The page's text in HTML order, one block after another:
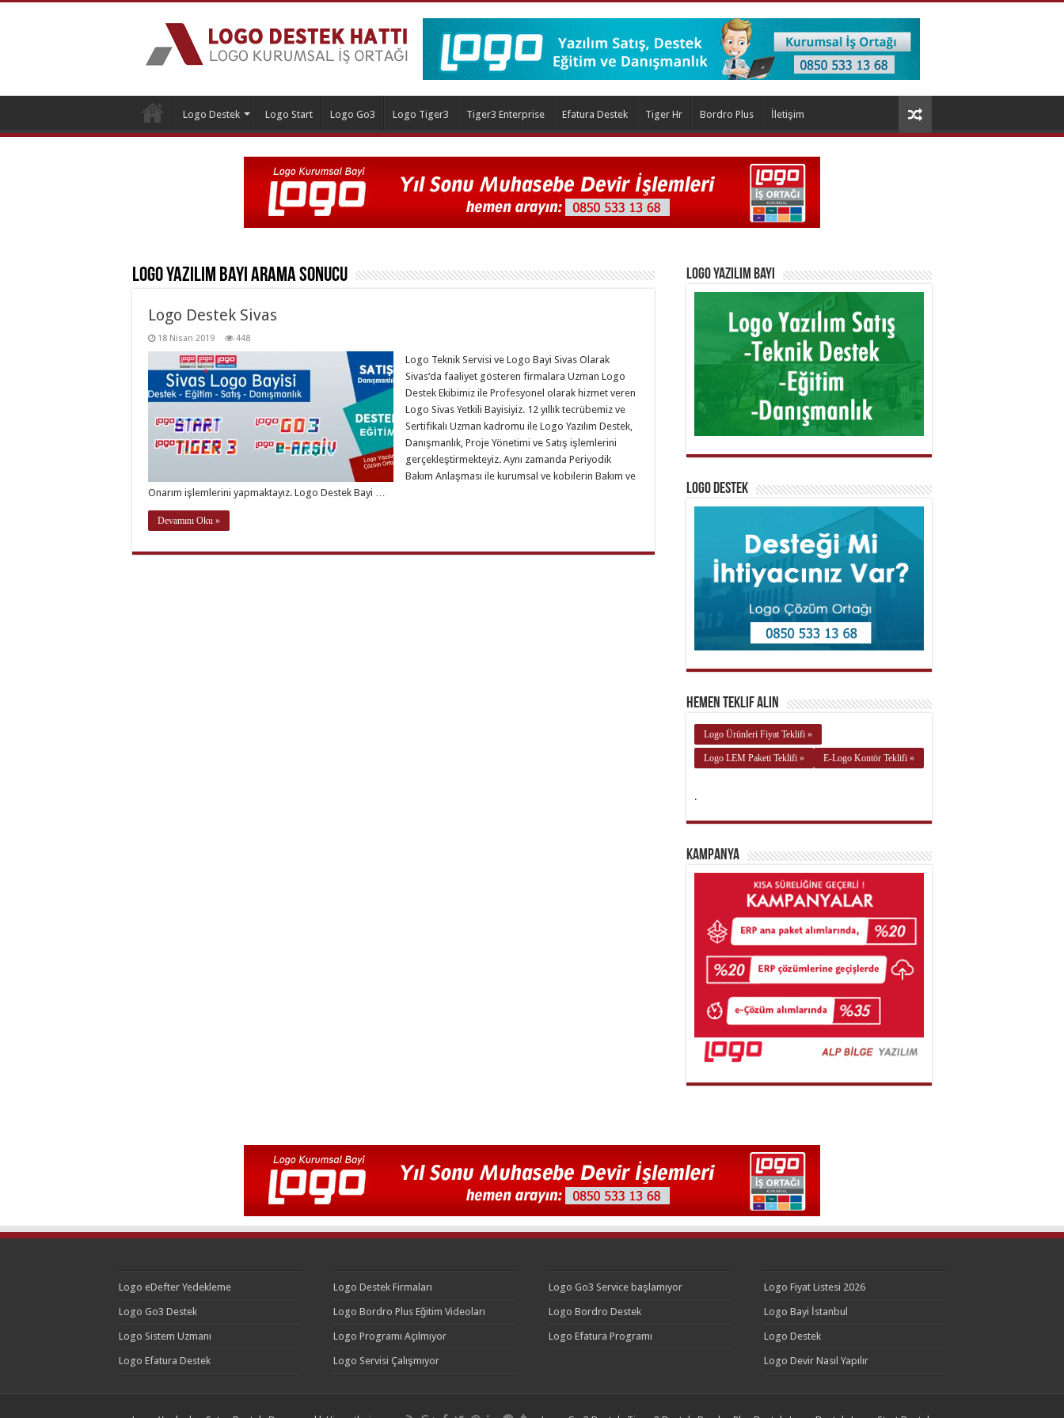
Logo Destek Logo Start Logo Go3 Logo Tiger3 Tiger3 Enterprise Efatura Destek Tiger Hr Bordro Plus İletişim
Logo Yazılım BayiArama Sonucu
Logo Destek Sivas
18 Nisan 2019 448
Logo Teknik Servisi ve Logo Bayi Sivas Olarak
Sivas‘da faaliyet gösteren firmalara Uzman Logo
Destek Ekibimiz ile Profesyonel olarak hizmet veren
Logo Sivas Yetkili Bayisiyiz. 12 yıllık tecrübemiz ve
Sertifikalı Uzman kadromu ile Logo Yazılım Destek,
Danışmanlık, Proje Yönetimi ve Satış işlemlerini
gerçekleştirmekteyiz. Aynı zamanda Periyodik
Bakım Anlaşması ile kurumsal ve kobilerin Bakım ve
Onarım işlemlerini yapmaktayız. Logo Destek Bayi …
Devamını Oku »
Logo Yazılım Bayi
Logo Destek
Hemen Teklif Alın
Logo Ürünleri Fiyat Teklifi »
Logo LEM Paketi Teklifi » E-Logo Kontör Teklifi »
.
Kampanya
Logo eDefter Yedekleme
Logo Go3 Destek
Logo Sistem Uzmanı
Logo Efatura Destek
Logo Destek Firmaları
Logo Bordro Plus Eğitim Videoları
Logo Programı Açılmıyor
Logo Servisi Çalışmıyor
Logo Go3 Service başlamıyor
Logo Bordro Destek
Logo Efatura Programı
Logo Fiyat Listesi 2026
Logo Bayi İstanbul
Logo Destek
Logo Devir Nasıl Yapılır